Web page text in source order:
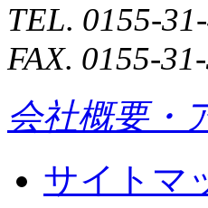
TEL. 0155-
FAX. 0155-
会社概要・
サイトマ